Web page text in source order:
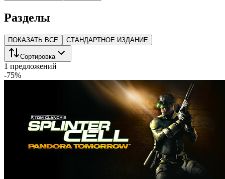
Разделы
ПОКАЗАТЬ ВСЕ СТАНДАРТНОЕ ИЗДАНИЕ
Сортировка
1 предложений
-75%